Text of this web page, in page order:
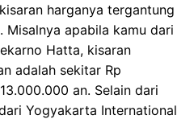
harganya tergantung
Misalnya apabila kamu dari
Hatta, kisaran
adalah sekitar Rp
an. Selain dari
Yogyakarta International